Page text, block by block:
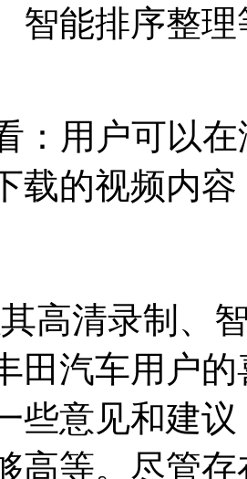
智能排序整
：用户可以
载的视频内
高清录制、
田汽车用户
些意见和建
高等。尽管